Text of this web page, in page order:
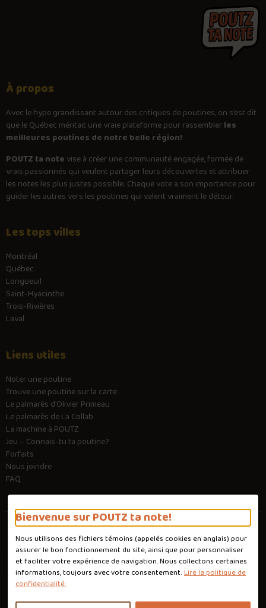
Bienvenue sur POUTZ ta note!
Nous utilisons des fichiers témoins (appelés cookies en anglais) pour
assurer le bon fonctionnement du site, ainsi que pour personnaliser
et faciliter votre expérience de navigation. Nous collectons certaines
informations, toujours avec votre consentement.Lire la politique de
confidentialité.
À propos
Avec lehypegrandissant autour des critiques de poutines, on s’est dit
que le Québec méritait une vraie plateforme pour rassemblerles
meilleures poutines de notre belle région!
POUTZ ta note vise à créer une communauté engagée, formée de
vrais passionnés qui veulent partager leurs découvertes et attribuer
les notes les plus justes possible. Chaque vote a son importance pour
guider les autres vers les poutines qui valent vraiment le détour.
Les tops villes
Montréal
Québec
Longueuil
Saint-Hyacinthe
Trois-Rivières
Laval
Liens utiles
Noter une poutine
Trouve une poutine sur la carte
Le palmarès d’Olivier Primeau
Le palmarès de La Collab
La machine à POUTZ
Jeu – Connais-tu ta poutine?
Forfaits
Nous joindre
FAQ
Conditions d'utilisation
Politique de confidentialité
Personnaliser les cookies
Conception :Ekloweb